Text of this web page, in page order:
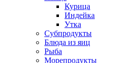
Курица
Индейка
Утка
Субпродукты
Блюда из яиц
Рыба
Морепродукты